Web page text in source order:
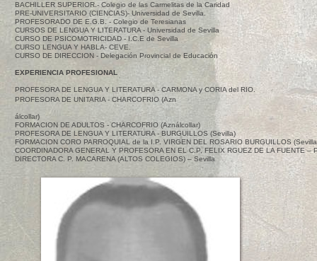
BACHILLER SUPERIOR.- Colegio de las Carmelitas de la Caridad
PRE-UNIVERSITARIO (CIENCIAS)- Universidad de Sevilla.
PROFESORADO DE E.G.B. - Colegio de Teresianas
CURSOS DE LENGUA Y LITERATURA - Universidad de Sevilla
CURSO DE PSICOMOTRICIDAD - I.C.E de Sevilla
CURSO LENGUA Y HABLA- CEVE.
CURSO DE DIRECCION - Delegación Provincial de Educación
EXPERIENCIA PROFESIONAL
PROFESORA DE LENGUA Y LITERATURA - CARMONA y CORIA del RIO.
PROFESORA DE UNITARIA - CHARCOFRIO (Azn
álcollar)
FORMACION DE ADULTOS - CHARCOFRIO (Aználcollar)
PROFESORA DE LENGUA Y LITERATURA - BURGUILLOS (Sevilla)
FORMACION CORO PARROQUIAL de la I.P. VIRGEN DEL ROSARIO BURGUILLOS
COORDINADORA GENERAL Y PROFESORA EN EL C.P, FELIX RGUEZ DE LA FUENTE –
DIRECTORA C. P. MACARENA (ALTOS COLEGIOS) – Sevilla